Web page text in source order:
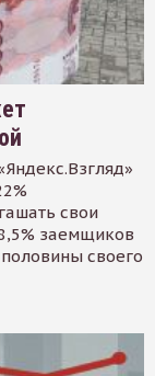
свои
заемщиков
своего